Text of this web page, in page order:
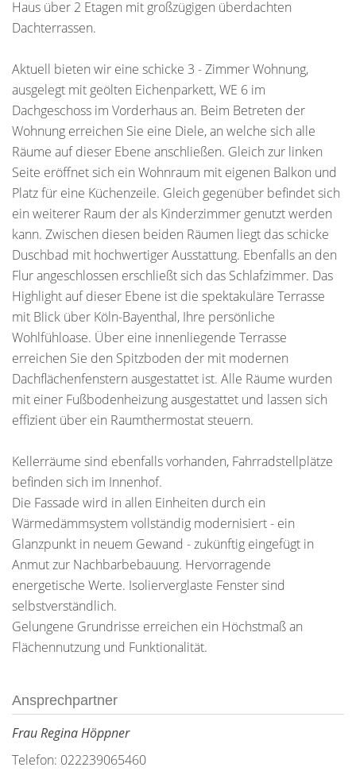
Haus über 2 Etagen mit großzügigen überdachten
Dachterrassen.
Aktuell bieten wir eine schicke 3 - Zimmer Wohnung,
ausgelegt mit geölten Eichenparkett, WE 6 im
Dachgeschoss im Vorderhaus an. Beim Betreten der
Wohnung erreichen Sie eine Diele, an welche sich alle
Räume auf dieser Ebene anschließen. Gleich zur linken
Seite eröffnet sich ein Wohnraum mit eigenen Balkon und
Platz für eine Küchenzeile. Gleich gegenüber befindet sich
ein weiterer Raum der als Kinderzimmer genutzt werden
kann. Zwischen diesen beiden Räumen liegt das schicke
Duschbad mit hochwertiger Ausstattung. Ebenfalls an den
Flur angeschlossen erschließt sich das Schlafzimmer. Das
Highlight auf dieser Ebene ist die spektakuläre Terrasse
mit Blick über Köln-Bayenthal, Ihre persönliche
Wohlfühloase. Über eine innenliegende Terrasse
erreichen Sie den Spitzboden der mit modernen
Dachflächenfenstern ausgestattet ist. Alle Räume wurden
mit einer Fußbodenheizung ausgestattet und lassen sich
effizient über ein Raumthermostat steuern.
Kellerräume sind ebenfalls vorhanden, Fahrradstellplätze
befinden sich im Innenhof.
Die Fassade wird in allen Einheiten durch ein
Wärmedämmsystem vollständig modernisiert - ein
Glanzpunkt in neuem Gewand - zukünftig eingefügt in
Anmut zur Nachbarbebauung. Hervorragende
energetische Werte. Isolierverglaste Fenster sind
selbstverständlich.
Gelungene Grundrisse erreichen ein Höchstmaß an
Flächennutzung und Funktionalität.
Ansprechpartner
Frau Regina Höppner
Telefon: 022239065460